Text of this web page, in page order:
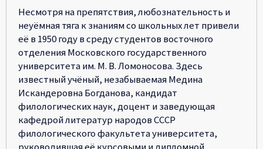
Несмотря на препятствия, любознательность и
неуёмная тяга к знаниям со школьных лет привели
её в 1950 году в среду студентов восточного
отделения Московского государственного
университета им. М. В. Ломоносова. Здесь
известный учёный, незабываемая Медина
Искандеровна Богданова, кандидат
филологических наук, доцент и заведующая
кафедрой литератур народов СССР
филологического факультета университета,